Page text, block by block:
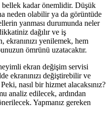
bellek kadar önemlidir. Düşük
neden olabilir ya da görüntüde
yanması durumunda neler
dağılır ve iş
yenilemek, hem
ömrünü uzatacaktır.
ekran değişim servisi
ekranınızı değiştirebilir ve
nasıl bir hizmet alacaksınız?
analiz edilecek, ardından
Yapmanız gereken